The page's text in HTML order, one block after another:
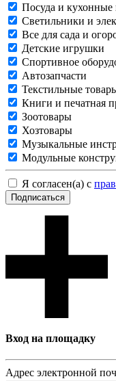
Посуда и кухонные
Светильники и
Все для сада и
Детские игрушки
Спортивное
Автозапчасти
Текстильные
Книги и печатная
Зоотовары
Хозтовары
Музыкальные
Модульные
Я согласен(а) с
Подписаться
Вход на площадку
Адрес электронной